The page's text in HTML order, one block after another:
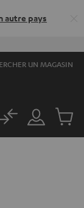
autre pays
UN MAGASIN
Mon
compte
No